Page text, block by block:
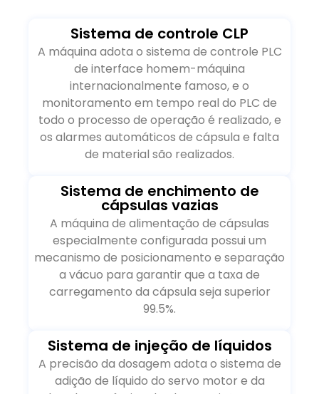
Sistema de controle CLP
A máquina adota o sistema de controle PLC
de interface homem-máquina
internacionalmente famoso, e o
monitoramento em tempo real do PLC de
todo o processo de operação é realizado, e
os alarmes automáticos de cápsula e falta
de material são realizados.
Sistema de enchimento de
cápsulas vazias
A máquina de alimentação de cápsulas
especialmente configurada possui um
mecanismo de posicionamento e separação
a vácuo para garantir que a taxa de
carregamento da cápsula seja superior
99.5%.
Sistema de injeção de líquidos
A precisão da dosagem adota o sistema de
adição de líquido do servo motor e da